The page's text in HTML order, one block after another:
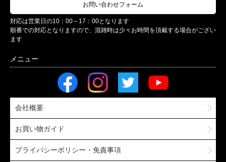
お問い合わせフォーム
対応は営業日の10：00～17：00となります
順番での対応となりますので、混雑時は少々お時間を頂戴する場合がござい
ます
会社概要
お買い物ガイド
プライバシーポリシー・免責事項